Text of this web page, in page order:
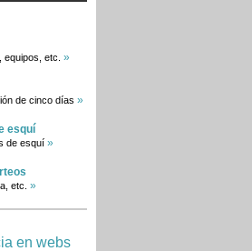
equipos, etc. »
de cinco días »
esquí
de esquí »
etc. »